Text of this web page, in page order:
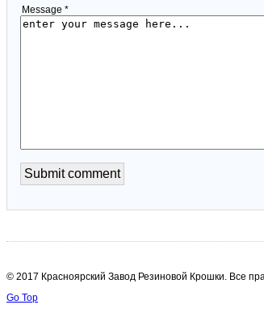
Message *
© 2017 Красноярский Завод Резиновой Крошки. Все
Go Top